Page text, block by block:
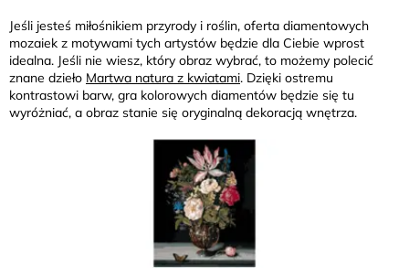
Jeśli jesteś miłośnikiem przyrody i roślin, oferta diamentowych
mozaiek z motywami tych artystów będzie dla Ciebie wprost
idealna. Jeśli nie wiesz, który obraz wybrać, to możemy polecić
znane dzieło Martwa natura z kwiatami. Dzięki ostremu
kontrastowi barw, gra kolorowych diamentów będzie się tu
wyróżniać, a obraz stanie się oryginalną dekoracją wnętrza.